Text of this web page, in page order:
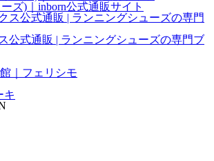
ズ)｜inborn公式通販サイト
公式通販 | ランニングシューズの専門ブ
｜フェリシモ
キ